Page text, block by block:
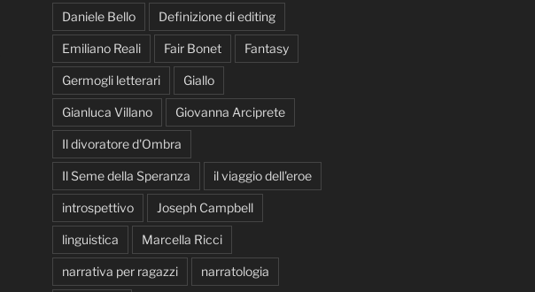
Daniele Bello Definizione di editing
Emiliano Reali Fair Bonet Fantasy
Germogli letterari Giallo
Gianluca Villano Giovanna Arciprete
Il divoratore d'Ombra
Il Seme della Speranza il viaggio dell'eroe
introspettivo Joseph Campbell
linguistica Marcella Ricci
narrativa per ragazzi narratologia